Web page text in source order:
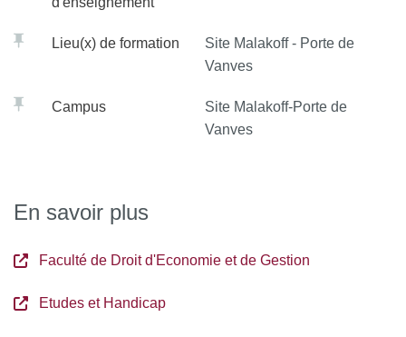
Lieu(x) de formation
Site Malakoff - Porte de
Vanves
Campus
Site Malakoff-Porte de
Vanves
En savoir plus
Faculté de Droit d'Economie et de Gestion
Etudes et Handicap